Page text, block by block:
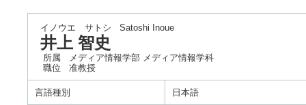
イノウエ サトシ Satoshi Inoue
井上 智史
所属
メディア情報学部 メディア情報学科
職位
准教授
言語種別 日本語